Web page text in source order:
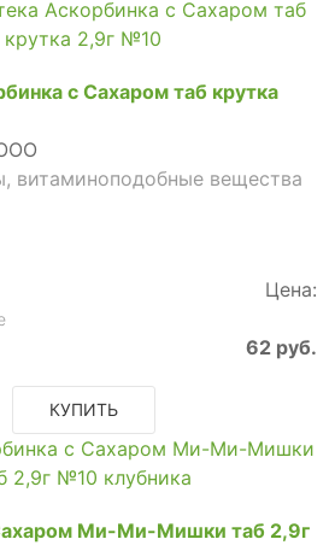
с Сахаром таб крутка
витаминоподобные вещества
Цена:
62 руб.
КУПИТЬ
Ми-Ми-Мишки таб 2,9г